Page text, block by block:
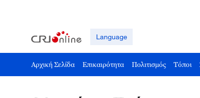
Language
Αρχική Σελίδα Επικαιρότητα Πολιτισμός Τόποι